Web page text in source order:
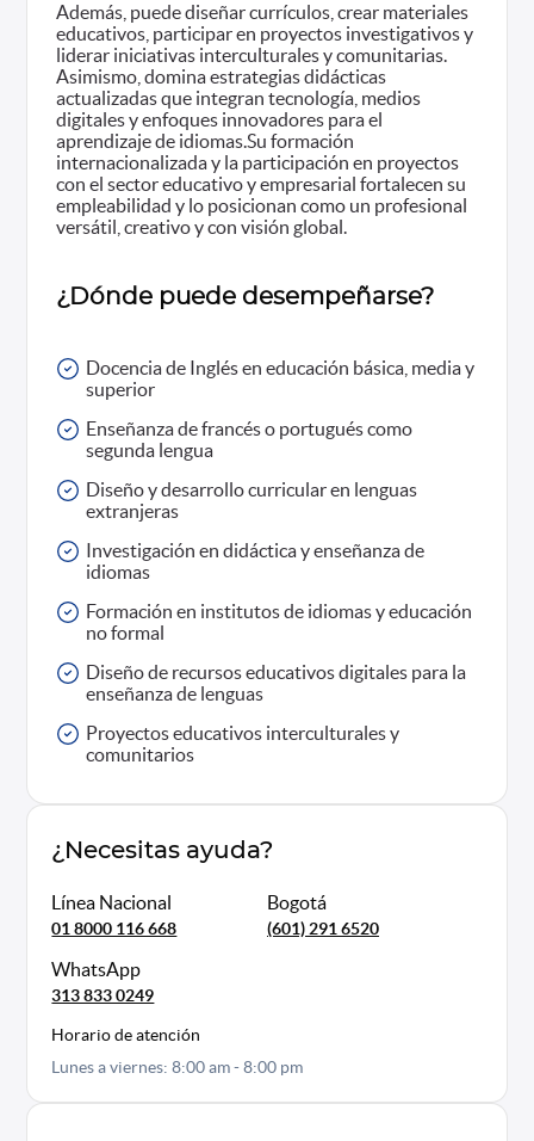
Además, puede diseñar currículos, crear materiales
educativos, participar en proyectos investigativos y
liderar iniciativas interculturales y comunitarias.
Asimismo, domina estrategias didácticas
actualizadas que integran tecnología, medios
digitales y enfoques innovadores para el
aprendizaje de idiomas.Su formación
internacionalizada y la participación en proyectos
con el sector educativo y empresarial fortalecen su
empleabilidad y lo posicionan como un profesional
versátil, creativo y con visión global.
¿Dónde puede desempeñarse?
Docencia de Inglés en educación básica, media y
superior
Enseñanza de francés o portugués como
segunda lengua
Diseño y desarrollo curricular en lenguas
extranjeras
Investigación en didáctica y enseñanza de
idiomas
Formación en institutos de idiomas y educación
no formal
Diseño de recursos educativos digitales para la
enseñanza de lenguas
Proyectos educativos interculturales y
comunitarios
¿Necesitas ayuda?
Línea Nacional
01 8000 116 668
Bogotá
(601) 291 6520
WhatsApp
313 833 0249
Horario de atención
Lunes a viernes: 8:00 am - 8:00 pm